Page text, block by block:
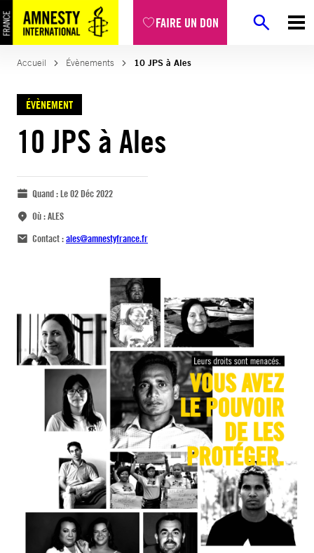
FAIRE UN DON
Accueil Évènements 10 JPS à Ales
ÉVÈNEMENT
10 JPS à Ales
Quand :Le 02 Déc 2022
Où :ALES
Contact :ales@amnestyfrance.fr